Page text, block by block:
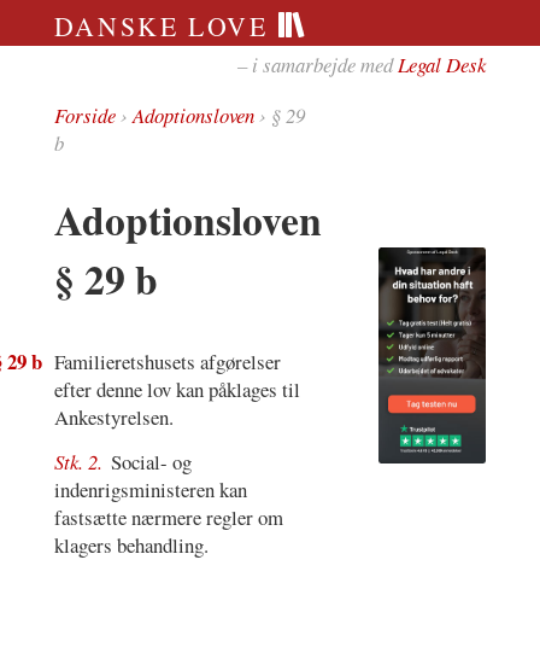
DANSKE LOVE
– i samarbejde medLegal Desk
Forside›Adoptionsloven› § 29
b
Adoptionsloven
§ 29 b
29 b Familieretshusets afgørelser
efter denne lov kan påklages til
Ankestyrelsen.
Stk. 2. Social- og
indenrigsministeren kan
fastsætte nærmere regler om
klagers behandling.